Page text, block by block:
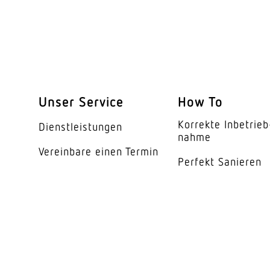
Reichweite Detail
Reichweite Radial
Reichweite Tangential
Unser Service
Dienst­leis­tungen
Vereinbare einen Termin
How To
Korrekte
nahme
Perfekt Sanieren